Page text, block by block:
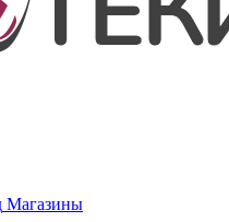
Магазины